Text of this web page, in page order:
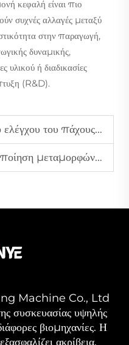
κεφαλή είναι πιο
συχνές αλλαγές μεταξύ
στην παραγωγή,
δυναμικής,
ή διαδικασίες
(R&D).
φιλμ στην παραγωγή υψηλής ποιότητας φυσημένου φιλμ
των μηχανών κατασκευής πλαστικών σακουλών
Machine Co., Ltd
συσκευασίας υψηλής
βιομηχανίες. Η
ακρίβεια,